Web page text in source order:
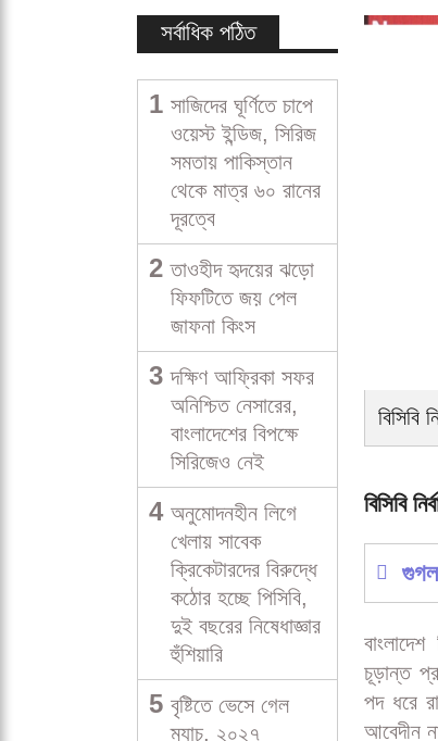
সর্বাধিক পঠিত
1 সাজিদের ঘূর্ণিতে চাপে
ওয়েস্ট ইন্ডিজ, সিরিজ
সমতায় পাকিস্তান
থেকে মাত্র ৬০ রানের
দূরত্বে
2 তাওহীদ হৃদয়ের ঝড়ো
ফিফটিতে জয় পেল
জাফনা কিংস
3 দক্ষিণ আফ্রিকা সফর
অনিশ্চিত নেসারের,
বাংলাদেশের বিপক্ষে
সিরিজেও নেই
4 অনুমোদনহীন লিগে
খেলায় সাবেক
ক্রিকেটারদের বিরুদ্ধে
কঠোর হচ্ছে পিসিবি,
দুই বছরের নিষেধাজ্ঞার
হুঁশিয়ারি
5 বৃষ্টিতে ভেসে গেল
ম্যাচ, ২০২৭
বিসিবি
বিসিবি
চূড়ান্ত
পদ ধরে
আবেদীন